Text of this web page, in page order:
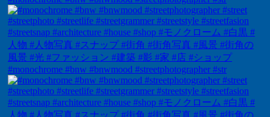
#monochrome #bnw #bnwmood #streetphotographer #str